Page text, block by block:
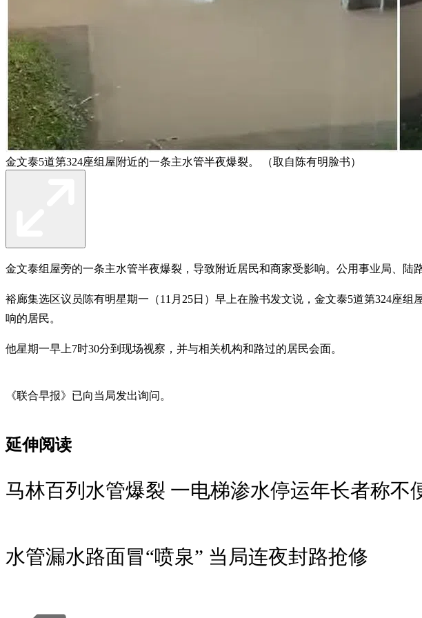
金文泰5道第324座组屋附近的一条主水管半夜爆裂。 （取自陈有明脸书）
金文泰组屋旁的一条主水管半夜爆裂，导致附近居民和商家受影响。公用事业局、
裕廊集选区议员陈有明星期一（11月25日）早上在脸书发文说，金文泰5道第324座
响的居民。
他星期一早上7时30分到现场视察，并与相关机构和路过的居民会面。
《联合早报》已向当局发出询问。
延伸阅读
马林百列水管爆裂 一电梯渗水停运年长者称不
水管漏水路面冒“喷泉” 当局连夜封路抢修